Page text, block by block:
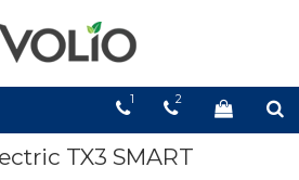
1 2
TX3 SMART